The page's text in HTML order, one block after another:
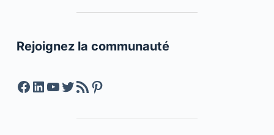
Rejoignez la communauté
Facebook
LinkedIn
YouTube
Twitter
Feed RSSPinterest